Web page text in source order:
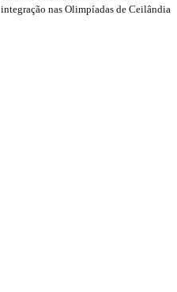
integração nas Olimpíadas de Ceilândia